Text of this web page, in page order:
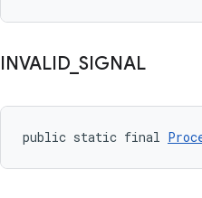
INVALID SIGNAL
public static final